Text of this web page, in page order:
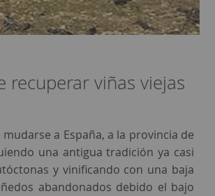
viñas viejas
a España, a la provincia de
una antigua tradición ya casi
y vinificando con una baja
abandonados debido el bajo